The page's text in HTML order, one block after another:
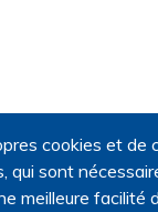
cookies et de
sont
meilleure facilité